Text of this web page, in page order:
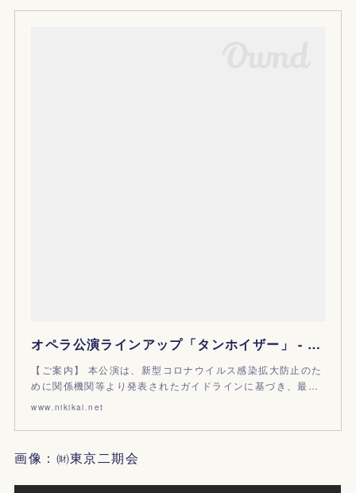
オペラ公演ラインアップ「タンホイザー」 - 東京二期会
【ご案内】 本公演は、新型コロナウイルス感染拡大防止のた
めに関係機関等より発表されたガイドラインに基づき、最…
www.nikikai.net
画像：㈶東京二期会